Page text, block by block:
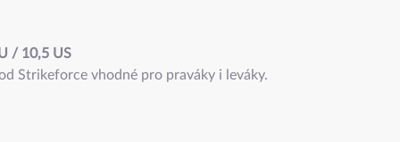
/ 10,5 US
Strikeforce vhodné pro praváky i leváky.